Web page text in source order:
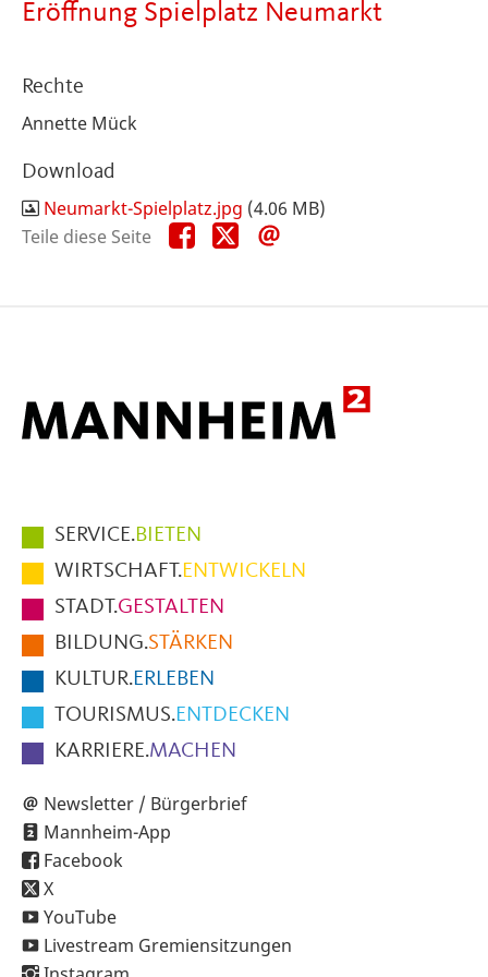
Eröffnung Spielplatz Neumarkt
Rechte
Annette Mück
Download
Neumarkt-Spielplatz.jpg (4.06 MB)
Teile diese Seite
Teile
diese
Teile
diese
Hauptmenüpunkte
im
Fußbereich
der
Seite
SERVICE.BIETEN
WIRTSCHAFT.ENTWICKELN
STADT.GESTALTEN
BILDUNG.STÄRKEN
KULTUR.ERLEBEN
TOURISMUS.ENTDECKEN
KARRIERE.MACHEN
Newsletter / Bürgerbrief
Mannheim-App
Facebook
X
YouTube
Livestream Gremiensitzungen